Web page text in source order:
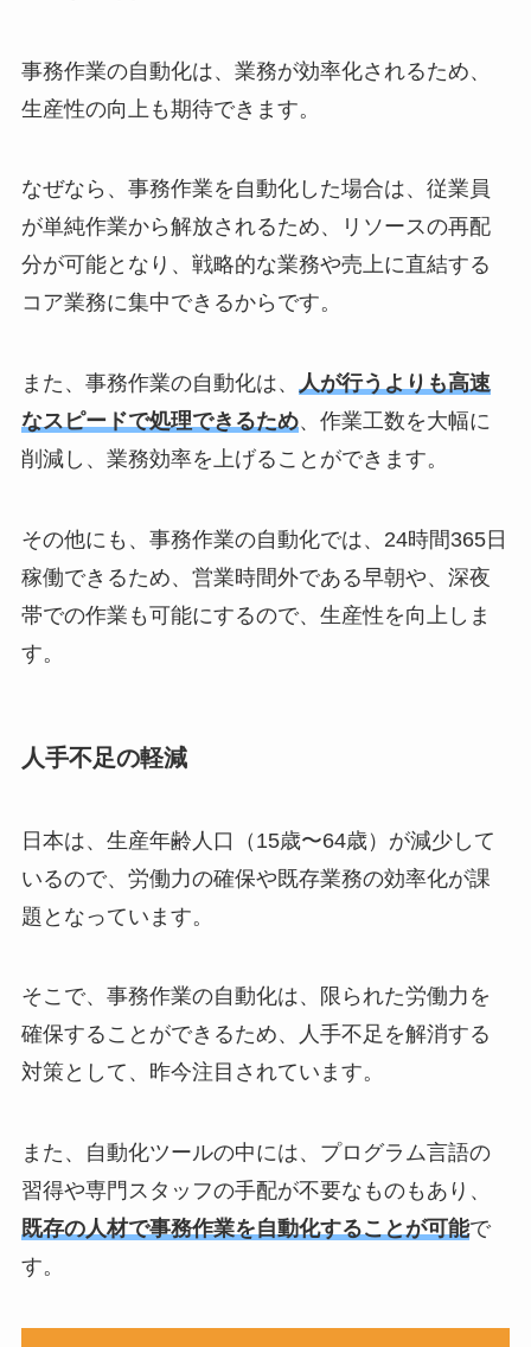
事務作業の自動化は、業務が効率化されるため、
生産性の向上も期待できます。
なぜなら、事務作業を自動化した場合は、従業員
が単純作業から解放されるため、リソースの再配
分が可能となり、戦略的な業務や売上に直結する
コア業務に集中できるからです。
また、事務作業の自動化は、 人が行うよりも高速
なスピードで処理できるため、作業工数を大幅に
削減し、業務効率を上げることができます。
その他にも、事務作業の自動化では、24時間365日
稼働できるため、営業時間外である早朝や、深夜
帯での作業も可能にするので、生産性を向上しま
す。
人手不足の軽減
日本は、生産年齢人口（15歳〜64歳）が減少して
いるので、労働力の確保や既存業務の効率化が課
題となっています。
そこで、事務作業の自動化は、限られた労働力を
確保することができるため、人手不足を解消する
対策として、昨今注目されています。
また、自動化ツールの中には、プログラム言語の
習得や専門スタッフの手配が不要なものもあり、
既存の人材で事務作業を自動化することが可能で
す。